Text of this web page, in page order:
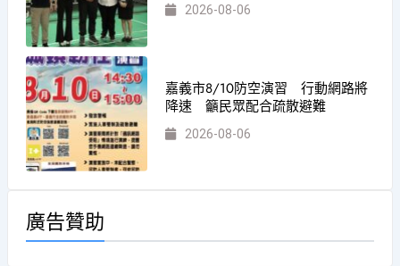
2026-08-06
嘉義市8/10防空演習 行動網路將
降速 籲民眾配合疏散避難
2026-08-06
廣告贊助